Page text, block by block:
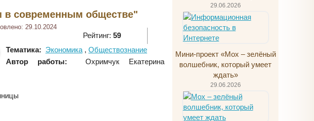
в современным обществе"
29.10.2024
Рейтинг: 59
Тематика: Экономика
Обществознание
Автор работы:
Охримчук Екатерина
29.06.2026
Мини-проект «Мох – зелёный
волшебник, который умеет
ждать»
29.06.2026